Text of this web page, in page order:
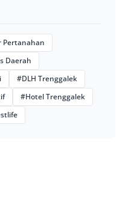
Pertanahan
Daerah
#DLH Trenggalek
#Hotel Trenggalek